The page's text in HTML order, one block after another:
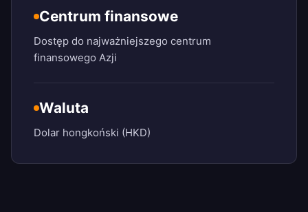
Centrum finansowe
Dostęp do najważniejszego centrum
finansowego Azji
Waluta
Dolar hongkoński (HKD)